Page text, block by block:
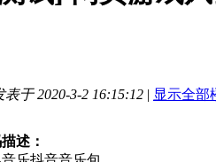
表于 2020-3-2 16:15:12 | 显示全部
述：